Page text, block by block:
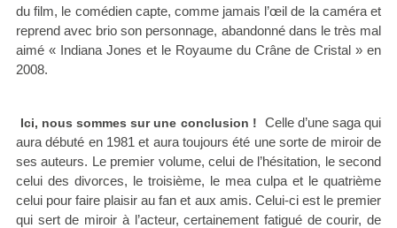
du film, le comédien capte, comme jamais l’œil de la caméra et
reprend avec brio son personnage, abandonné dans le très mal
aimé « Indiana Jones et le Royaume du Crâne de Cristal » en
2008.
Ici, nous sommes sur une conclusion !
Celle d’une saga qui
aura débuté en 1981 et aura toujours été une sorte de miroir de
ses auteurs. Le premier volume, celui de l’hésitation, le second
celui des divorces, le troisième, le mea culpa et le quatrième
celui pour faire plaisir au fan et aux amis. Celui-ci est le premier
qui sert de miroir à l’acteur, certainement fatigué de courir, de